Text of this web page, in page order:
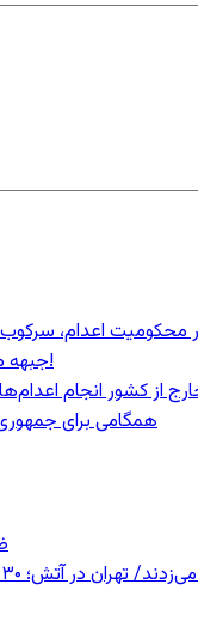
در محکومیت اعدام،
جبهه ملی ایران: ماشین اعدام را متوقف کنید!
از کشور انجام
همگامی برای جمهوری
میدان بهارستان چه خبر بود؟